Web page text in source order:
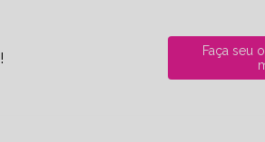
Faça seu